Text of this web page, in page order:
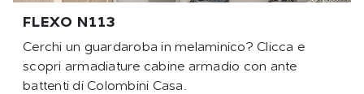
FLEXO N113
Cerchi un guardaroba in melaminico? Clicca e
scopri armadiature cabine armadio con ante
battenti di Colombini Casa.